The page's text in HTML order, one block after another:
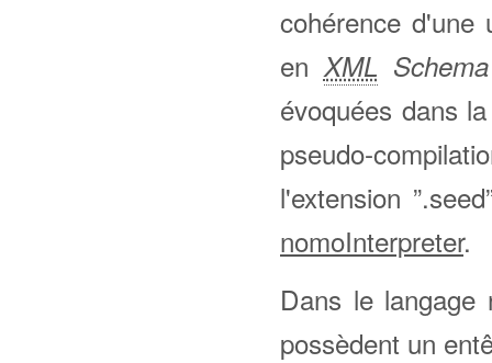
cohérence d'une
en XML
évoquées dans
pseudo-
l'extension
nomoInterpreter.
Dans le
possèdent un